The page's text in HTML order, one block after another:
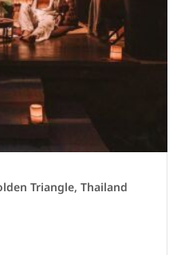
Triangle, Thailand